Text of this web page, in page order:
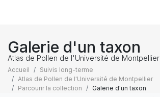
Galerie d'un taxon
Atlas de Pollen de l'Université de Montpellier
Accueil
Suivis long-terme
Atlas de Pollen de l'Université de Montpellier
Parcourir la collection
Galerie d'un taxon